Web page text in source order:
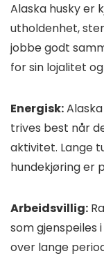
Alaska husky er
utholdenhet,
jobbe godt
for sin lojalitet
Energisk:
trives best når
aktivitet. Lange
hundekjøring er
Arbeidsvillig:
som gjenspeiles
over lange